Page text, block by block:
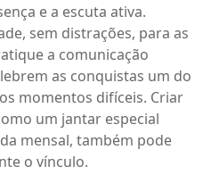
e a escuta ativa.
sem distrações, para as
a comunicação
as conquistas um do
momentos difíceis. Criar
um jantar especial
mensal, também pode
o vínculo.